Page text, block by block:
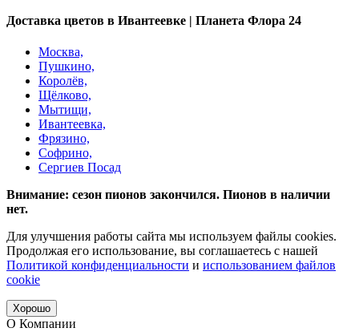
Доставка цветов в Ивантеевке | Планета Флора 24
Москва,
Пушкино,
Королёв,
Щёлково,
Мытищи,
Ивантеевка,
Фрязино,
Софрино,
Сергиев Посад
Внимание: сезон пионов закончился. Пионов в наличии
нет.
Для улучшения работы сайта мы используем файлы cookies.
Продолжая его использование, вы соглашаетесь с нашей
Политикой конфиденциальности и использованием файлов
cookie
Хорошо
О Компании